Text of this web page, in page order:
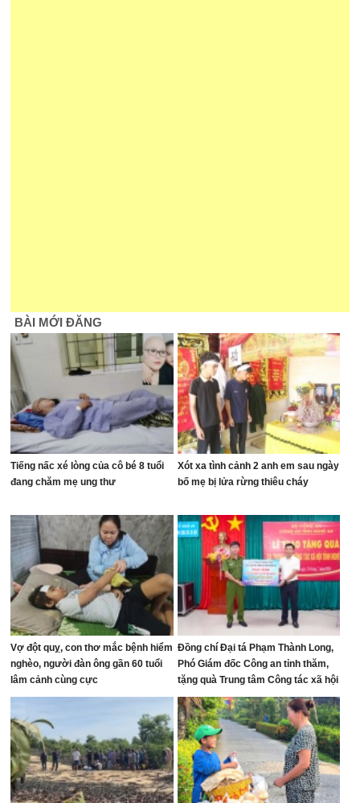
BÀI MỚI ĐĂNG
Tiếng nấc xé lòng của cô bé 8 tuổi
đang chăm mẹ ung thư
Xót xa tình cảnh 2 anh em sau ngày
bố mẹ bị lửa rừng thiêu cháy
Vợ đột quỵ, con thơ mắc bệnh hiểm
nghèo, người đàn ông gần 60 tuổi
lâm cảnh cùng cực
Đồng chí Đại tá Phạm Thành Long,
Phó Giám đốc Công an tỉnh thăm,
tặng quà Trung tâm Công tác xã hội
tỉnh